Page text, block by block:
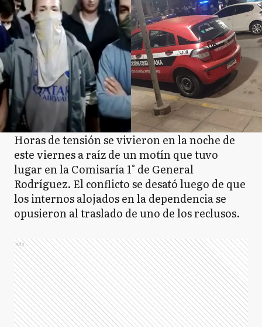
Horas de tensión se vivieron en la noche de
este viernes a raíz de un motín que tuvo
lugar en la Comisaría 1° de General
Rodríguez. El conflicto se desató luego de que
los internos alojados en la dependencia se
opusieron al traslado de uno de los reclusos.
Ads